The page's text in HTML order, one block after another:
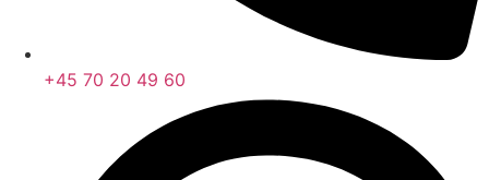
+45 70 20 49 60